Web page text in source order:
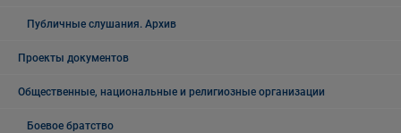
Публичные слушания. Архив
Проекты документов
Общественные, национальные и религиозные организации
Боевое братство